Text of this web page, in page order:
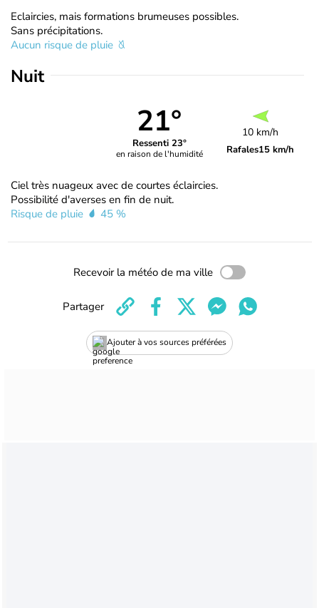
Eclaircies, mais formations brumeuses possibles.
Sans précipitations.
Aucun risque de pluie
Nuit
21°
Ressenti 23°
en raison de l'humidité
10 km/h
Rafales15 km/h
Ciel très nuageux avec de courtes éclaircies.
Possibilité d'averses en fin de nuit.
Risque de pluie
45 %
Recevoir la météo de ma ville
Ajouter à vos sources préférées
Partager